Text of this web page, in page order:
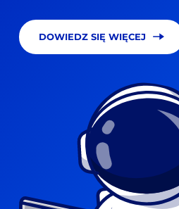
DOWIEDZ SIĘ WIĘCEJ